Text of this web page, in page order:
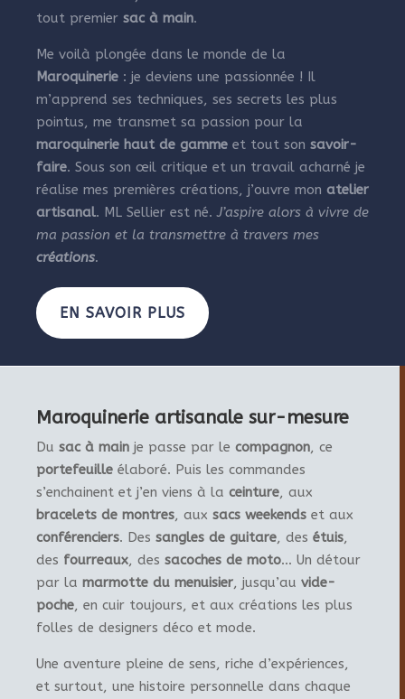
tout premier sac à main.
Me voilà plongée dans le monde de la
Maroquinerie : je deviens une passionnée ! Il
m’apprend ses techniques, ses secrets les plus
pointus, me transmet sa passion pour la
maroquinerie haut de gamme et tout son savoir-
faire. Sous son œil critique et un travail acharné je
réalise mes premières créations, j’ouvre mon atelier
artisanal. ML Sellier est né. J’aspire alors à vivre de
ma passion et la transmettre à travers mes
créations.
EN SAVOIR PLUS
Maroquinerie artisanale sur-mesure
Du sac à main je passe par le compagnon, ce
portefeuille élaboré. Puis les commandes
s’enchainent et j’en viens à la ceinture, aux
bracelets de montres, aux sacs weekends et aux
conférenciers. Des sangles de guitare, des étuis,
des fourreaux, des sacoches de moto… Un détour
par la marmotte du menuisier, jusqu’au vide-
poche, en cuir toujours, et aux créations les plus
folles de designers déco et mode.
Une aventure pleine de sens, riche d’expériences,
et surtout, une histoire personnelle dans chaque